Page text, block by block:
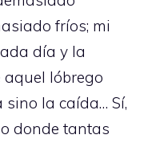
fríos; mi
día y la
aquel lóbrego
la caída… Sí,
donde tantas